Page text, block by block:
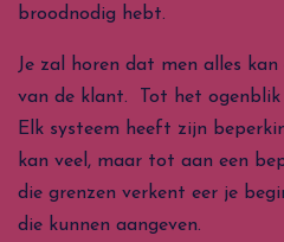
broodnodig hebt.
Je zal horen dat men alles kan
van de klant. Tot het
Elk systeem heeft zijn
kan veel, maar tot aan een
die grenzen verkent eer je
die kunnen aangeven.